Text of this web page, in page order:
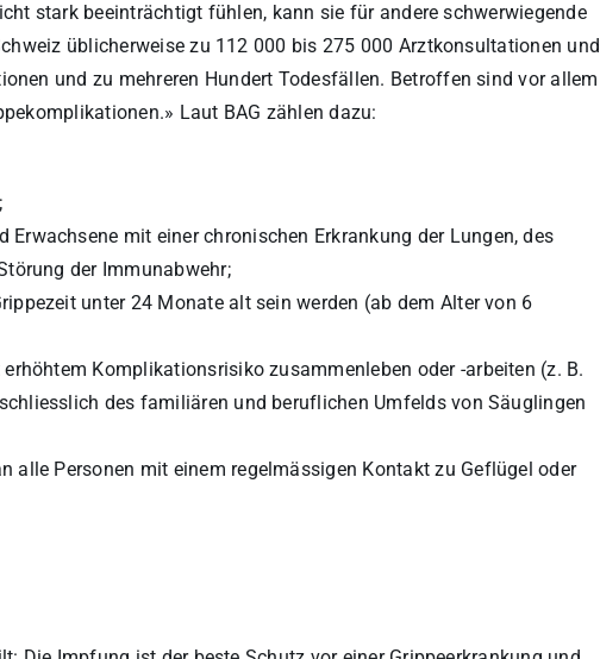
stark beeinträchtigt fühlen, kann sie für andere schwerwiegende
üblicherweise zu 112 000 bis 275 000 Arztkonsultationen und
und zu mehreren Hundert Todesfällen. Betroffen sind vor allem
Laut BAG zählen dazu:
Erwachsene mit einer chronischen Erkrankung der Lungen, des
der Immunabwehr;
unter 24 Monate alt sein werden (ab dem Alter von 6
Komplikationsrisiko zusammenleben oder -arbeiten (z. B.
des familiären und beruflichen Umfelds von Säuglingen
alle Personen mit einem regelmässigen Kontakt zu Geflügel oder